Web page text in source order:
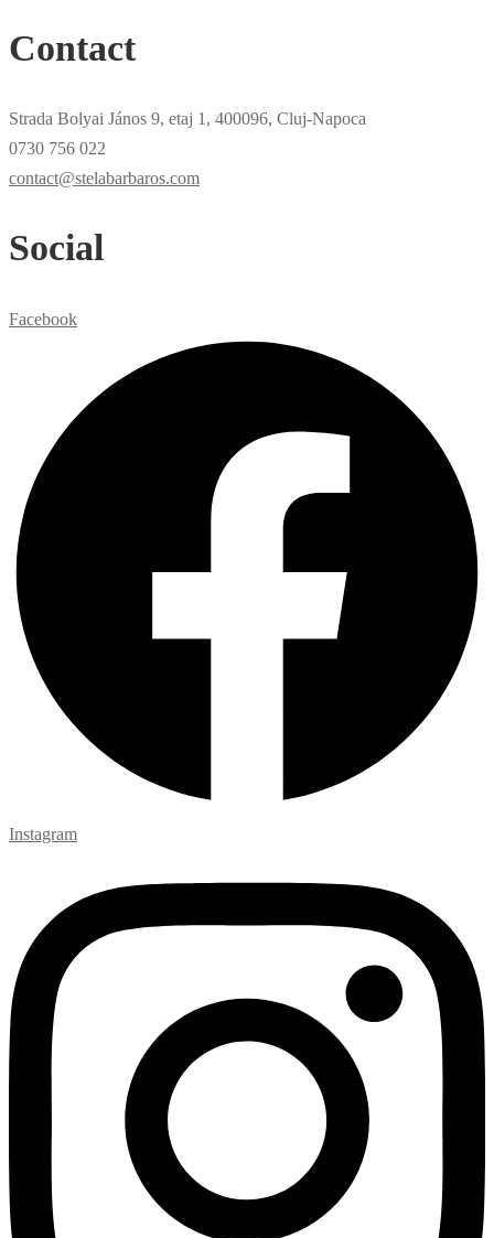
Contact
Strada Bolyai János 9, etaj 1, 400096, Cluj-Napoca
0730 756 022
contact@stelabarbaros.com
Social
Facebook
Instagram